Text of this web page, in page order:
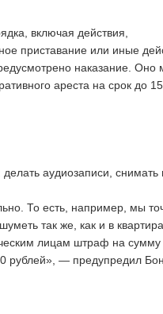
включая действия,
приставание или иные
наказание. Оно
ареста на срок до 15
аудиозаписи, снимать
То есть, например, мы
так же, как и в
лицам штраф на сумму
рублей», — предупредил